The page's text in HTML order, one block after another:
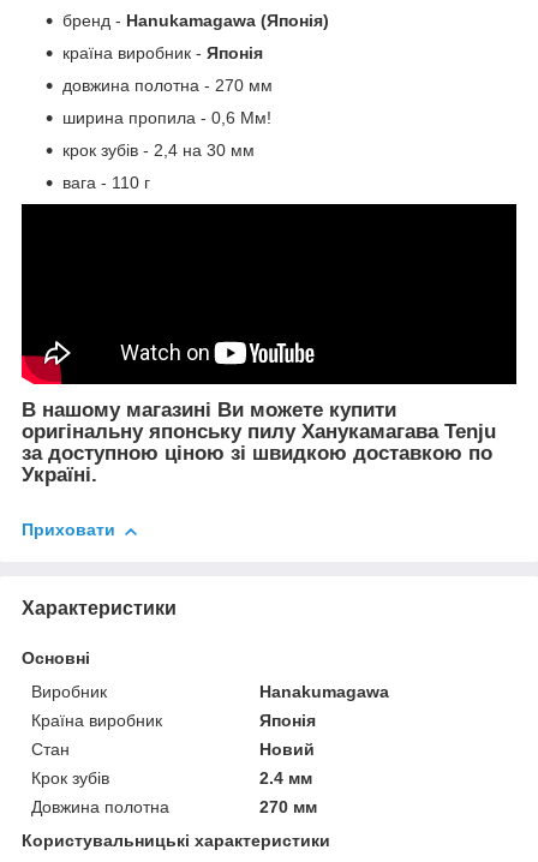
бренд - Hanukamagawa (Японія)
країна виробник - Японія
довжина полотна - 270 мм
ширина пропила - 0,6 Мм!
крок зубів - 2,4 на 30 мм
вага - 110 г
В нашому магазині Ви можете купити
оригінальну японську пилу Ханукамагава Tenju
за доступною ціною зі швидкою доставкою по
Україні.
Приховати
Характеристики
Основні
Виробник
Hanakumagawa
Країна виробник
Японія
Стан
Новий
Крок зубів
2.4 мм
Довжина полотна
270 мм
Користувальницькі характеристики